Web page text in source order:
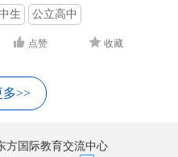
生 公立高中
点赞 收藏
多>>
方国际教育交流中心